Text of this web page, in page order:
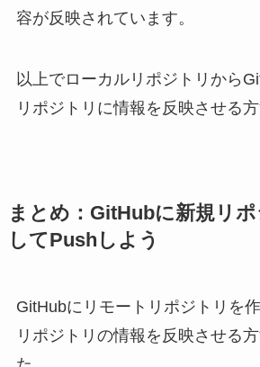
容が反映されています。
以上でローカルリポジトリから
リポジトリに情報を反映させる方
まとめ：GitHubに新規リ
してPushしよう
GitHubにリモートリポジトリを
リポジトリの情報を反映させる